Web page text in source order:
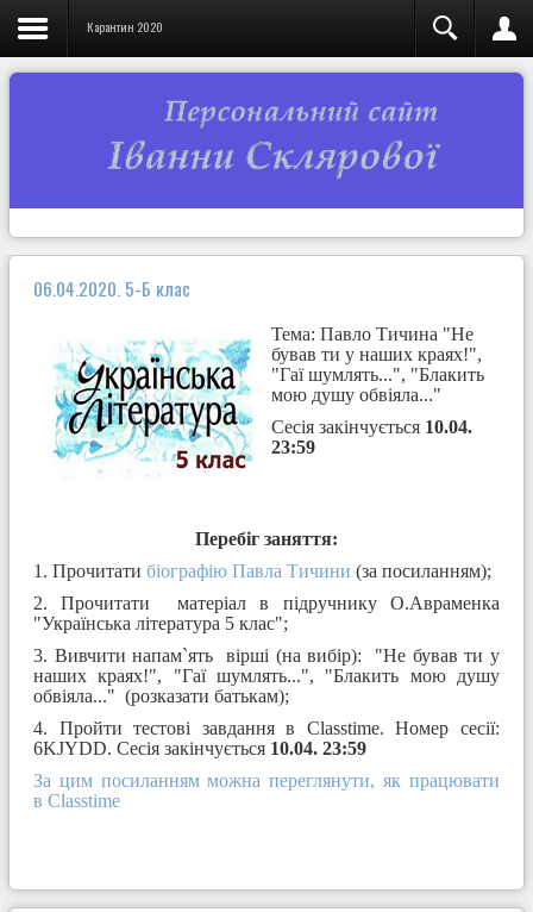
Карантин 2020
06.04.2020. 5-Б клас
Тема: Павло Тичина "Не
бував ти у наших краях!",
"Гаї шумлять...", "Блакить
мою душу обвіяла..."
Сесія закінчується 10.04.
23:59
Перебіг заняття:
1. Прочитати біографію Павла Тичини (за посиланням);
2. Прочитати матеріал в підручнику О.Авраменка
"Українська література 5 клас";
3. Вивчити напам`ять вірші (на вибір): "Не бував ти у
наших краях!", "Гаї шумлять...", "Блакить мою душу
обвіяла..." (розказати батькам);
4. Пройти тестові завдання в Classtime. Номер сесії:
6KJYDD. Сесія закінчується 10.04. 23:59
За цим посиланням можна переглянути, як працювати
в Classtime